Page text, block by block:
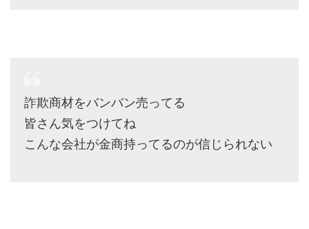
詐欺商材をバンバン売ってる
皆さん気をつけてね
こんな会社が金商持ってるのが信じられない